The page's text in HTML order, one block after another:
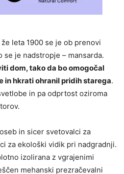
leta 1900 se je ob prenovi
se je nadstropje – mansarda.
dom, tako da bo omogočal
in hkrati ohranil pridih starega.
in pa odprtost oziroma
in sicer svetovalci za
za ekološki vidik pri nadgradnji.
izolirana z vgrajenimi
mehanski prezračevalni